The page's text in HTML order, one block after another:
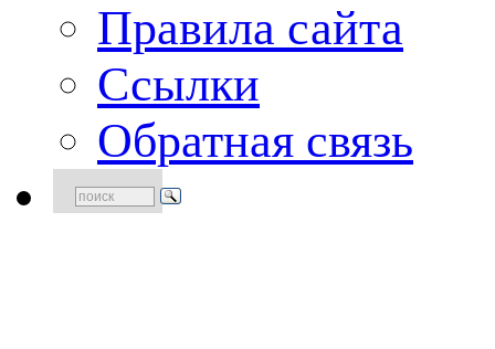
Правила сайта
Ссылки
Обратная связь